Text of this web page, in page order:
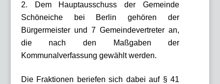
Dem Hauptausschuss der Gemeinde
Schöneiche bei Berlin gehören der
Bürgermeister und 7 Gemeindevertreter an,
die nach den Maßgaben der
Kommunalverfassung gewählt werden.
Die Fraktionen beriefen sich dabei auf § 41